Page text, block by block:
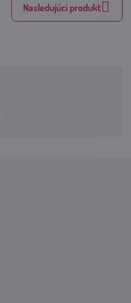
Nasledujúci produkt